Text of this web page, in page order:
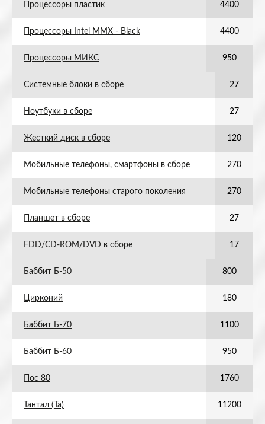
Процессоры пластик 4400
Процессоры Intel MMX - Black 4400
Процессоры МИКС 950
Системные блоки в сборе 27
Ноутбуки в сборе 27
Жесткий диск в сборе 120
Мобильные телефоны, смартфоны в сборе 270
Мобильные телефоны старого поколения 270
Планшет в сборе 27
FDD/CD-ROM/DVD в сборе 17
Баббит Б-50 800
Цирконий 180
Баббит Б-70 1100
Баббит Б-60 950
Пос 80 1760
Тантал (Та) 11200